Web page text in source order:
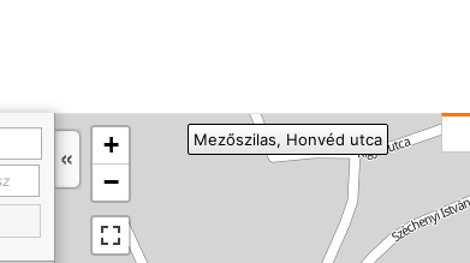
+
−
Mezőszilas, Honvéd utca
a boltok.